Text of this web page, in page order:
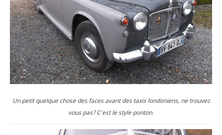
Un petit quelque chose des faces avant des taxis londoniens, ne trouvez
vous pas? C'est le style ponton.